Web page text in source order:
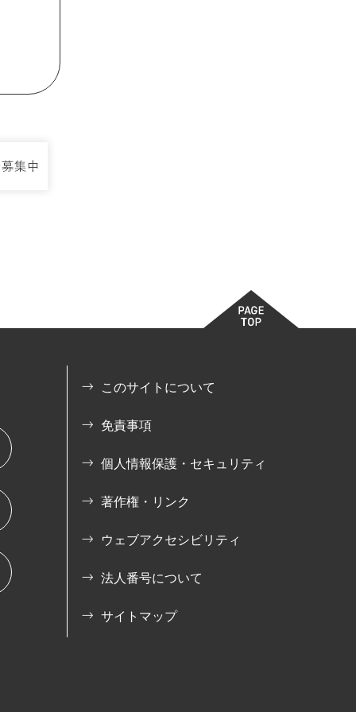
このサイトについて
免責事項
個人情報保護・セキュリティ
著作権・リンク
ウェブアクセシビリティ
法人番号について
サイトマップ